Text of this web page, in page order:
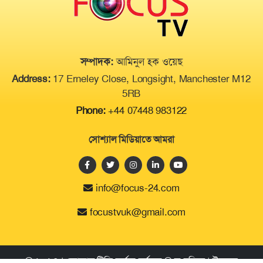
সম্পাদক:আমিনুল হক ওয়েছ
Address:17 Erneley Close, Longsight, Manchester M12
5RB
Phone:+44 07448 983122
সোশ্যাল মিডিয়াতে আমরা
info@focus-24.com
focustvuk@gmail.com